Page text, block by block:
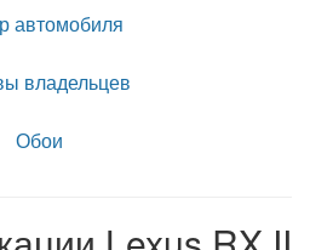
автомобиля
владельцев
Обои